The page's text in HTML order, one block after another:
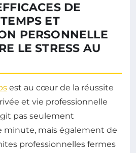
DE
ET
PERSONNELLE
LE STRESS AU
est au cœur de la réussite
et vie professionnelle
pas seulement
minute, mais également de
professionnelles fermes